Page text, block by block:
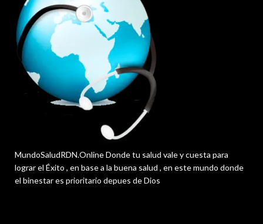
MundoSaludRDN.Online Donde tu salud vale y cuesta para
lograr el Éxito , en base a la buena salud , en este mundo donde
el binestar es prioritario depues de Dios